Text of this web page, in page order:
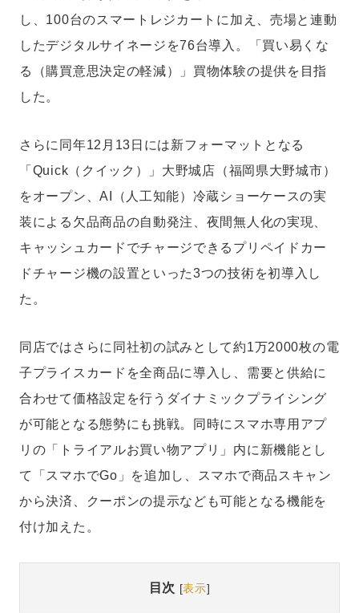
し、100台のスマートレジカートに加え、売場と連動
したデジタルサイネージを76台導入。「買い易くな
る（購買意思決定の軽減）」買物体験の提供を目指
した。
さらに同年12月13日には新フォーマットとなる
「Quick（クイック）」大野城店（福岡県大野城市）
をオープン、AI（人工知能）冷蔵ショーケースの実
装による欠品商品の自動発注、夜間無人化の実現、
キャッシュカードでチャージできるプリペイドカー
ドチャージ機の設置といった3つの技術を初導入し
た。
同店ではさらに同社初の試みとして約1万2000枚の電
子プライスカードを全商品に導入し、需要と供給に
合わせて価格設定を行うダイナミックプライシング
が可能となる態勢にも挑戦。同時にスマホ専用アプ
リの「トライアルお買い物アプリ」内に新機能とし
て「スマホでGo」を追加し、スマホで商品スキャン
から決済、クーポンの提示なども可能となる機能を
付け加えた。
目次 [表示]